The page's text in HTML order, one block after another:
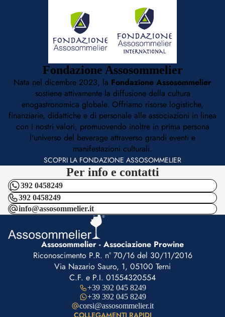
Fondazione Assosommelier
Nata nel dicembre 2023, la Fondazione Assosommelier
sostiene attivamente la diffusione della cultura
enogastronomica globale. Offriamo risorse logistiche,
finanziarie, didattiche e di personale alle associazioni in linea
con i nostri valori, promuovendo inoltre in prima persona
l'universo del beverage attraverso grandi eventi e
manifestazioni culturali.
SCOPRI LA FONDAZIONE ASSOSOMMELIER
Per info e contatti
392 0458249
392 0458249
info@assosommelier.it
Assosommelier - Associazione Prowine
Riconoscimento P.R. n° 70/16 del 30/11/2016
Via Nazario Sauro, 1, 05100 Terni
C.F. e P.I. 01554320554
+39 392 045 8249
+39 392 045 8249
corsi@assosommelier.it